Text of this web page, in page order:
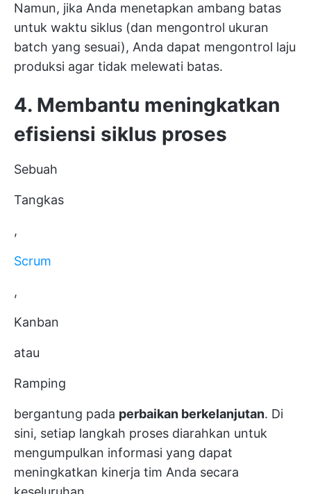
Namun, jika Anda menetapkan ambang batas
untuk waktu siklus (dan mengontrol ukuran
batch yang sesuai), Anda dapat mengontrol laju
produksi agar tidak melewati batas.
4. Membantu meningkatkan
efisiensi siklus proses
Sebuah
Tangkas
,
Scrum
,
Kanban
atau
Ramping
bergantung pada perbaikan berkelanjutan. Di
sini, setiap langkah proses diarahkan untuk
mengumpulkan informasi yang dapat
meningkatkan kinerja tim Anda secara